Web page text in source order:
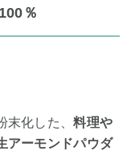
％
末化した、料理や
アーモンドパウダ